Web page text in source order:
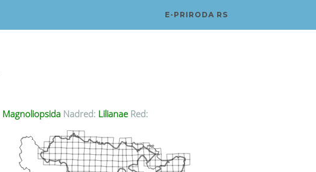
E-PRIRODA RS
Magnoliopsida Nadred: Lilianae Red: